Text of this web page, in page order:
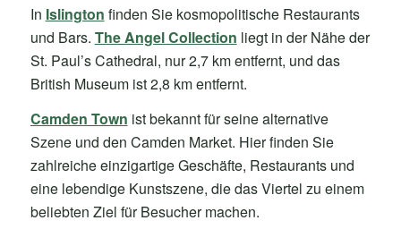
In Islington finden Sie kosmopolitische Restaurants
und Bars. The Angel Collection liegt in der Nähe der
St. Paul’s Cathedral, nur 2,7 km entfernt, und das
British Museum ist 2,8 km entfernt.
Camden Town ist bekannt für seine alternative
Szene und den Camden Market. Hier finden Sie
zahlreiche einzigartige Geschäfte, Restaurants und
eine lebendige Kunstszene, die das Viertel zu einem
beliebten Ziel für Besucher machen.